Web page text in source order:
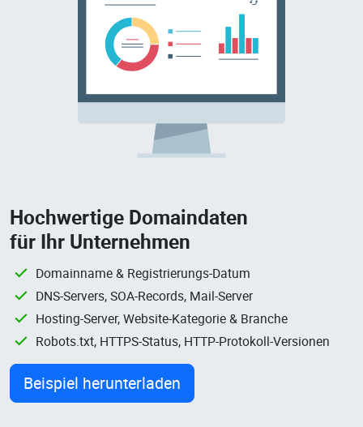
Hochwertige Domaindaten
für Ihr Unternehmen
Domainname & Registrierungs-Datum
DNS-Servers, SOA-Records, Mail-Server
Hosting-Server, Website-Kategorie & Branche
Robots.txt, HTTPS-Status, HTTP-Protokoll-Versionen
Beispiel herunterladen